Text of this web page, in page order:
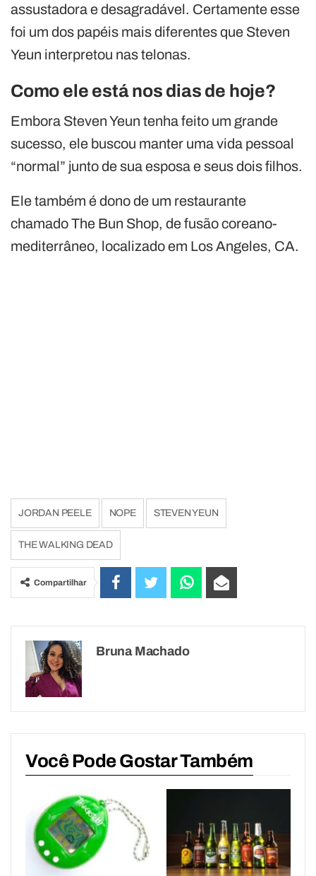
assustadora e desagradável. Certamente esse
foi um dos papéis mais diferentes que Steven
Yeun interpretou nas telonas.
Como ele está nos dias de hoje?
Embora Steven Yeun tenha feito um grande
sucesso, ele buscou manter uma vida pessoal
“normal” junto de sua esposa e seus dois filhos.
Ele também é dono de um restaurante
chamado The Bun Shop, de fusão coreano-
mediterrâneo, localizado em Los Angeles, CA.
JORDAN PEELE NOPE STEVEN YEUN
THE WALKING DEAD
Compartilhar
Bruna Machado
Você Pode Gostar Também